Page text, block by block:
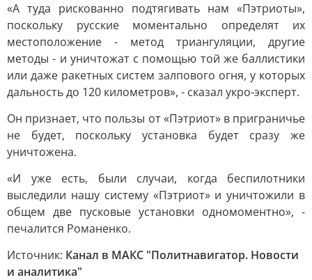
«А туда рискованно подтягивать нам «Пэтриоты»,
поскольку русские моментально определят их
местоположение - метод триангуляции, другие
методы - и уничтожат с помощью той же баллистики
или даже ракетных систем залпового огня, у которых
дальность до 120 километров», - сказал укро-эксперт.
Он признает, что пользы от «Пэтриот» в приграничье
не будет, поскольку установка будет сразу же
уничтожена.
«И уже есть, были случаи, когда беспилотники
выследили нашу систему «Пэтриот» и уничтожили в
общем две пусковые установки одномоментно», -
печалится Романенко.
Источник: Канал в МАКС "Политнавигатор. Новости
и аналитика"